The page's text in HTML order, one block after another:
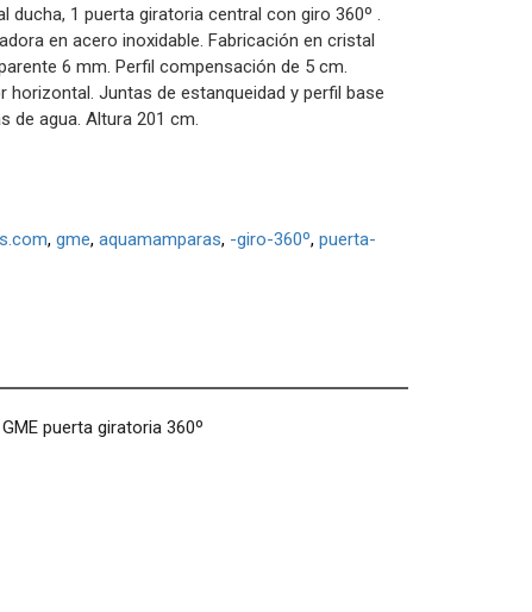
ducha, 1 puerta giratoria central con giro 360º .
en acero inoxidable. Fabricación en cristal
6 mm. Perfil compensación de 5 cm.
horizontal. Juntas de estanqueidad y perfil base
de agua. Altura 201 cm.
gme aquamamparas -giro-360º puerta-
puerta giratoria 360º